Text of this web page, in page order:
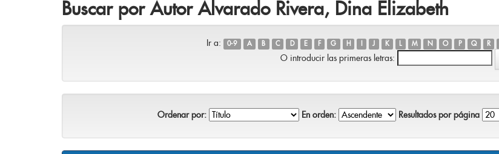
Buscar por Autor Alvarado Rivera, Dina Elizabeth
Ir a: 0-9 A B C D E F G H J K L M N O P Q R
O introducir las primeras letras:
Ordenar por: En orden: Resultados por página